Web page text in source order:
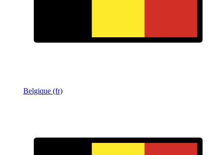
Belgique (fr)